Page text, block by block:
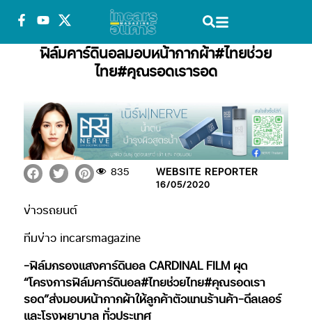
ฟิล์มคาร์ดินอลมอบหน้ากากผ้า#ไทยช่วย
ไทย#คุณรอดเรารอด
WEBSITE REPORTER
16/05/2020
835
ข่าวรถยนต์
ทีมข่าว incarsmagazine
-ฟิล์มกรองแสงคาร์ดินอล CARDINAL FILM ผุด
“โครงการฟิล์มคาร์ดินอล#ไทยช่วยไทย#คุณรอดเรา
รอด”ส่งมอบหน้ากากผ้าให้ลูกค้าตัวแทนร้านค้า-ดีลเลอร์
และโรงพยาบาล ทั่วประเทศ